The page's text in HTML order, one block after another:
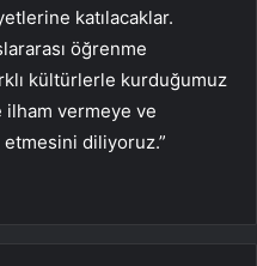
katılacaklar.
öğrenme
kültürlerle kurduğumuz
ilham vermeye ve
etmesini diliyoruz.”